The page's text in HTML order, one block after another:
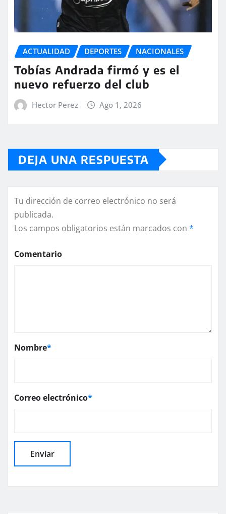
ACTUALIDAD DEPORTES NACIONALES
Tobías Andrada firmó y es el
nuevo refuerzo del club
Hector Perez Ago 1, 2026
DEJA UNA RESPUESTA
Tu dirección de correo electrónico no será
publicada.
Los campos obligatorios están marcados con *
Comentario
Nombre*
Correo electrónico*